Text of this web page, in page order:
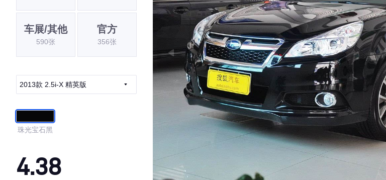
车展/其他
590张
官方
356张
2013款 2.5i-X 精英版
珠光宝石黑
4.38